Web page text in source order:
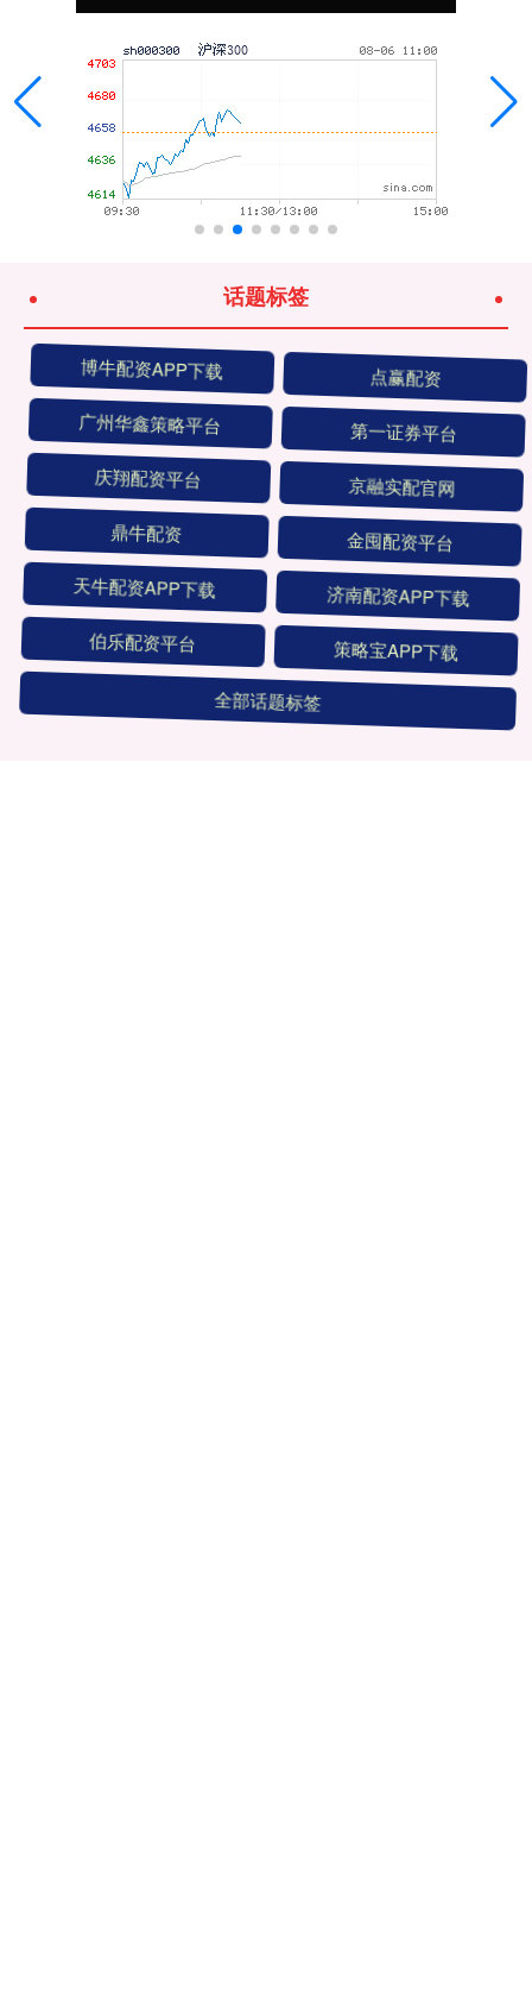
话题标签
博牛配资APP下载 点赢配资
广州华鑫策略平台 第一证券平台
庆翔配资平台 京融实配官网
鼎牛配资 金囤配资平台
天牛配资APP下载 济南配资APP下载
伯乐配资平台 策略宝APP下载
全部话题标签